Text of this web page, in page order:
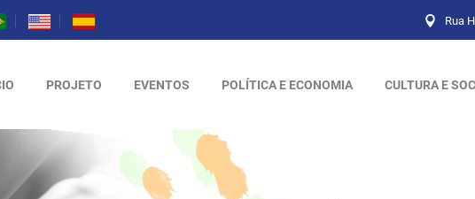
Rua
PROJETO EVENTOS POLÍTICA E ECONOMIA CULTURA E